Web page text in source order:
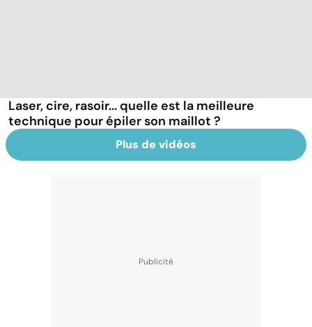
Laser, cire, rasoir... quelle est la meilleure
technique pour épiler son maillot ?
Plus de vidéos